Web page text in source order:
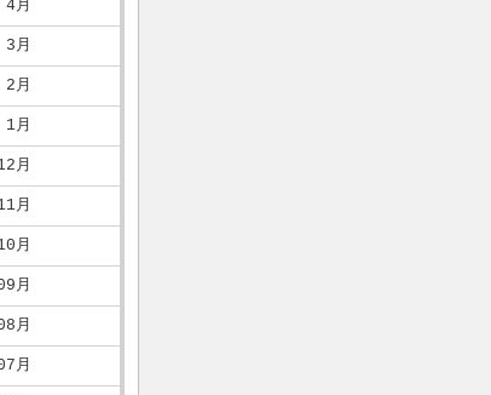
月
月
月
月
月
月
月
月
月
月